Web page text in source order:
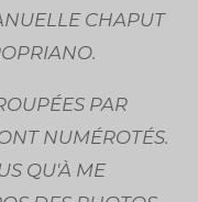
CHAPUT
PAR
NUMÉROTÉS.
QU'À ME